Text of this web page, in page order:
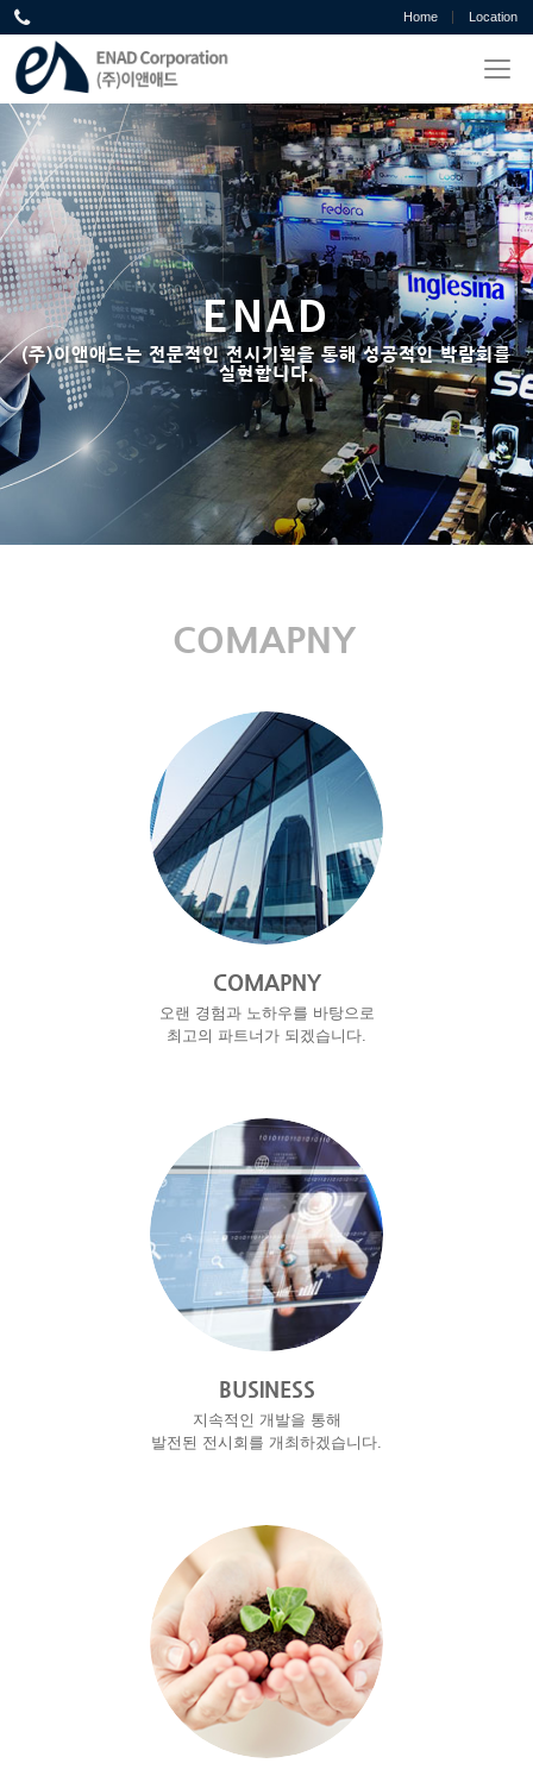
Home Location
ENAD
(주)이앤애드는 전문적인 전시기획을 통해 성공적인 박람회를
실현합니다.
COMAPNY
COMAPNY
오랜 경험과 노하우를 바탕으로
최고의 파트너가 되겠습니다.
BUSINESS
지속적인 개발을 통해
발전된 전시회를 개최하겠습니다.